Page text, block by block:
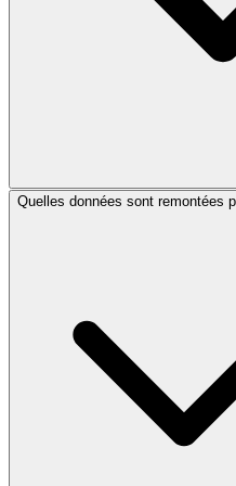
Quelles données sont remontées